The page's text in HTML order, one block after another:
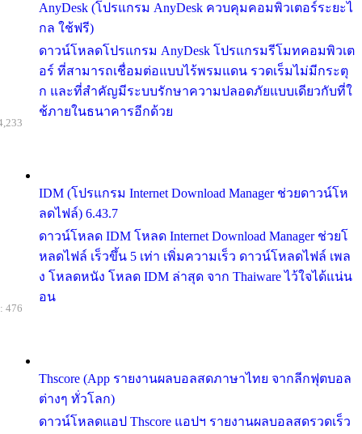
AnyDesk (โปรแกรม AnyDesk ควบคุมคอมพิวเตอร์ระยะไ
กล ใช้ฟรี)
ดาวน์โหลดโปรแกรม AnyDesk โปรแกรมรีโมทคอมพิวเต
อร์ ที่สามารถเชื่อมต่อแบบไร้พรมแดน รวดเร็มไม่มีกระตุ
ก และที่สำคัญมีระบบรักษาความปลอดภัยแบบเดียวกับที่ใ
ช้ภายในธนาคารอีกด้วย
IDM (โปรแกรม Internet Download Manager ช่วยดาวน์โห
ลดไฟล์) 6.43.7
ดาวน์โหลด IDM โหลด Internet Download Manager ช่วยโ
หลดไฟล์ เร็วขึ้น 5 เท่า เพิ่มความเร็ว ดาวน์โหลดไฟล์ เพล
ง โหลดหนัง โหลด IDM ล่าสุด จาก Thaiware ไว้ใจได้แน่น
อน
Thscore (App รายงานผลบอลสดภาษาไทย จากลีกฟุตบอล
ต่างๆ ทั่วโลก)
ดาวน์โหลดแอป Thscore แอปฯ รายงานผลบอลสดรวดเร็ว
476